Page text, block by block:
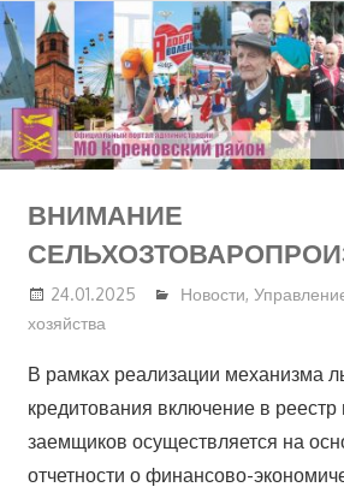
Перейти
к
содержимому
ВНИМАНИЕ
24.01.2025 Новости,
хозяйства
В рамках реализации механизма
кредитования включение в
заемщиков осуществляется на
отчетности о финансово-